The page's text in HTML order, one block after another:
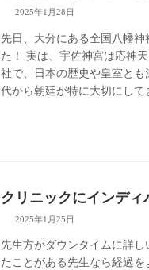
2025年1月28日
先日、大分にある全国八幡
た！ 実は、宇佐神宮は応神
社で、日本の歴史や皇室と
代から朝廷が特に大切にし
クリニックにインデ
2025年1月25日
先生方がダウンタイムに詳
たことがある先生なら経過を